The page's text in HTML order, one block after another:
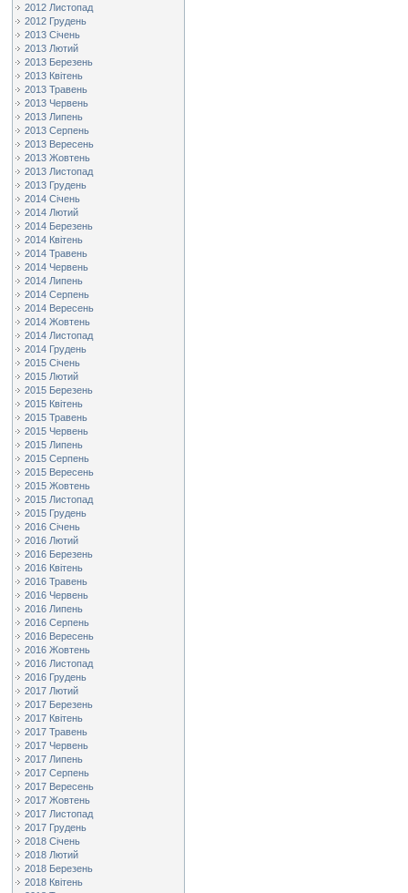
2012 Листопад
2012 Грудень
2013 Січень
2013 Лютий
2013 Березень
2013 Квітень
2013 Травень
2013 Червень
2013 Липень
2013 Серпень
2013 Вересень
2013 Жовтень
2013 Листопад
2013 Грудень
2014 Січень
2014 Лютий
2014 Березень
2014 Квітень
2014 Травень
2014 Червень
2014 Липень
2014 Серпень
2014 Вересень
2014 Жовтень
2014 Листопад
2014 Грудень
2015 Січень
2015 Лютий
2015 Березень
2015 Квітень
2015 Травень
2015 Червень
2015 Липень
2015 Серпень
2015 Вересень
2015 Жовтень
2015 Листопад
2015 Грудень
2016 Січень
2016 Лютий
2016 Березень
2016 Квітень
2016 Травень
2016 Червень
2016 Липень
2016 Серпень
2016 Вересень
2016 Жовтень
2016 Листопад
2016 Грудень
2017 Лютий
2017 Березень
2017 Квітень
2017 Травень
2017 Червень
2017 Липень
2017 Серпень
2017 Вересень
2017 Жовтень
2017 Листопад
2017 Грудень
2018 Січень
2018 Лютий
2018 Березень
2018 Квітень